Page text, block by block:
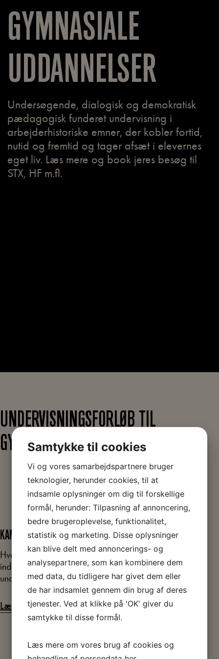
GYMNASIALE
UDDANNELSER
Undersøgende, dialogisk og demokratisk
pædagogisk funderet undervisning i
arbejderhistoriske emner, der kobler fortid,
nutid og fremtid og tager afsæt i elevernes
eget liv. Læs mere og book jeres besøg til
STX, HF m.fl.
UNDERVISNINGSFORLØB TIL
GYMNASIALE UDDANNELSER
KAMPEN FOR BRØDET
Hvordan var levevilkårene for arbejderne under
industrialiseringen? Sanselig og undersøgende
undervisning om bolig, arbejds- og levevilkår.
Læs mere og book
Samtykke til cookies
Vi og vores samarbejdspartnere bruger
teknologier, herunder cookies, til at
indsamle oplysninger om dig til forskellige
formål, herunder: Tilpasning af annoncering,
bedre brugeroplevelse, funktionalitet,
statistik og marketing. Disse oplysninger
kan blive delt med annoncerings- og
analysepartnere, som kan kombinere dem
med data, du tidligere har givet dem eller
de har indsamlet gennem din brug af deres
tjenester. Ved at klikke på 'OK' giver du
samtykke til disse formål.
Læs mere om vores brug af cookies og